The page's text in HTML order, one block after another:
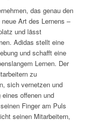
das genau den
Art des Lernens –
und lässt
Adidas stellt eine
und schafft eine
Lernen. Der
zu
sich vernetzen und
offenen und
Finger am Puls
seinen Mitarbeitern,